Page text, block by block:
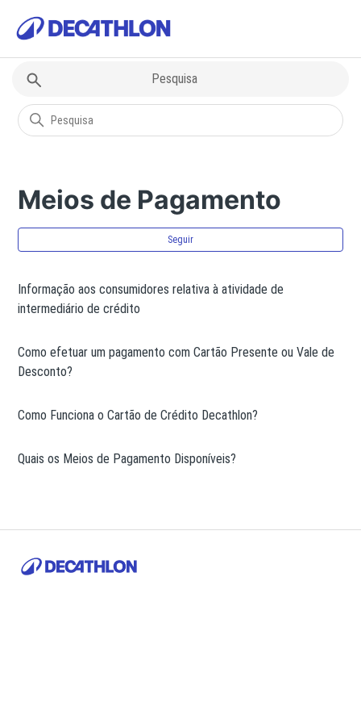
Decathlon Meios de Pagamento
Meios de Pagamento
Seguir
Informação aos consumidores relativa à atividade de
intermediário de crédito
Como efetuar um pagamento com Cartão Presente ou Vale de
Desconto?
Como Funciona o Cartão de Crédito Decathlon?
Quais os Meios de Pagamento Disponíveis?